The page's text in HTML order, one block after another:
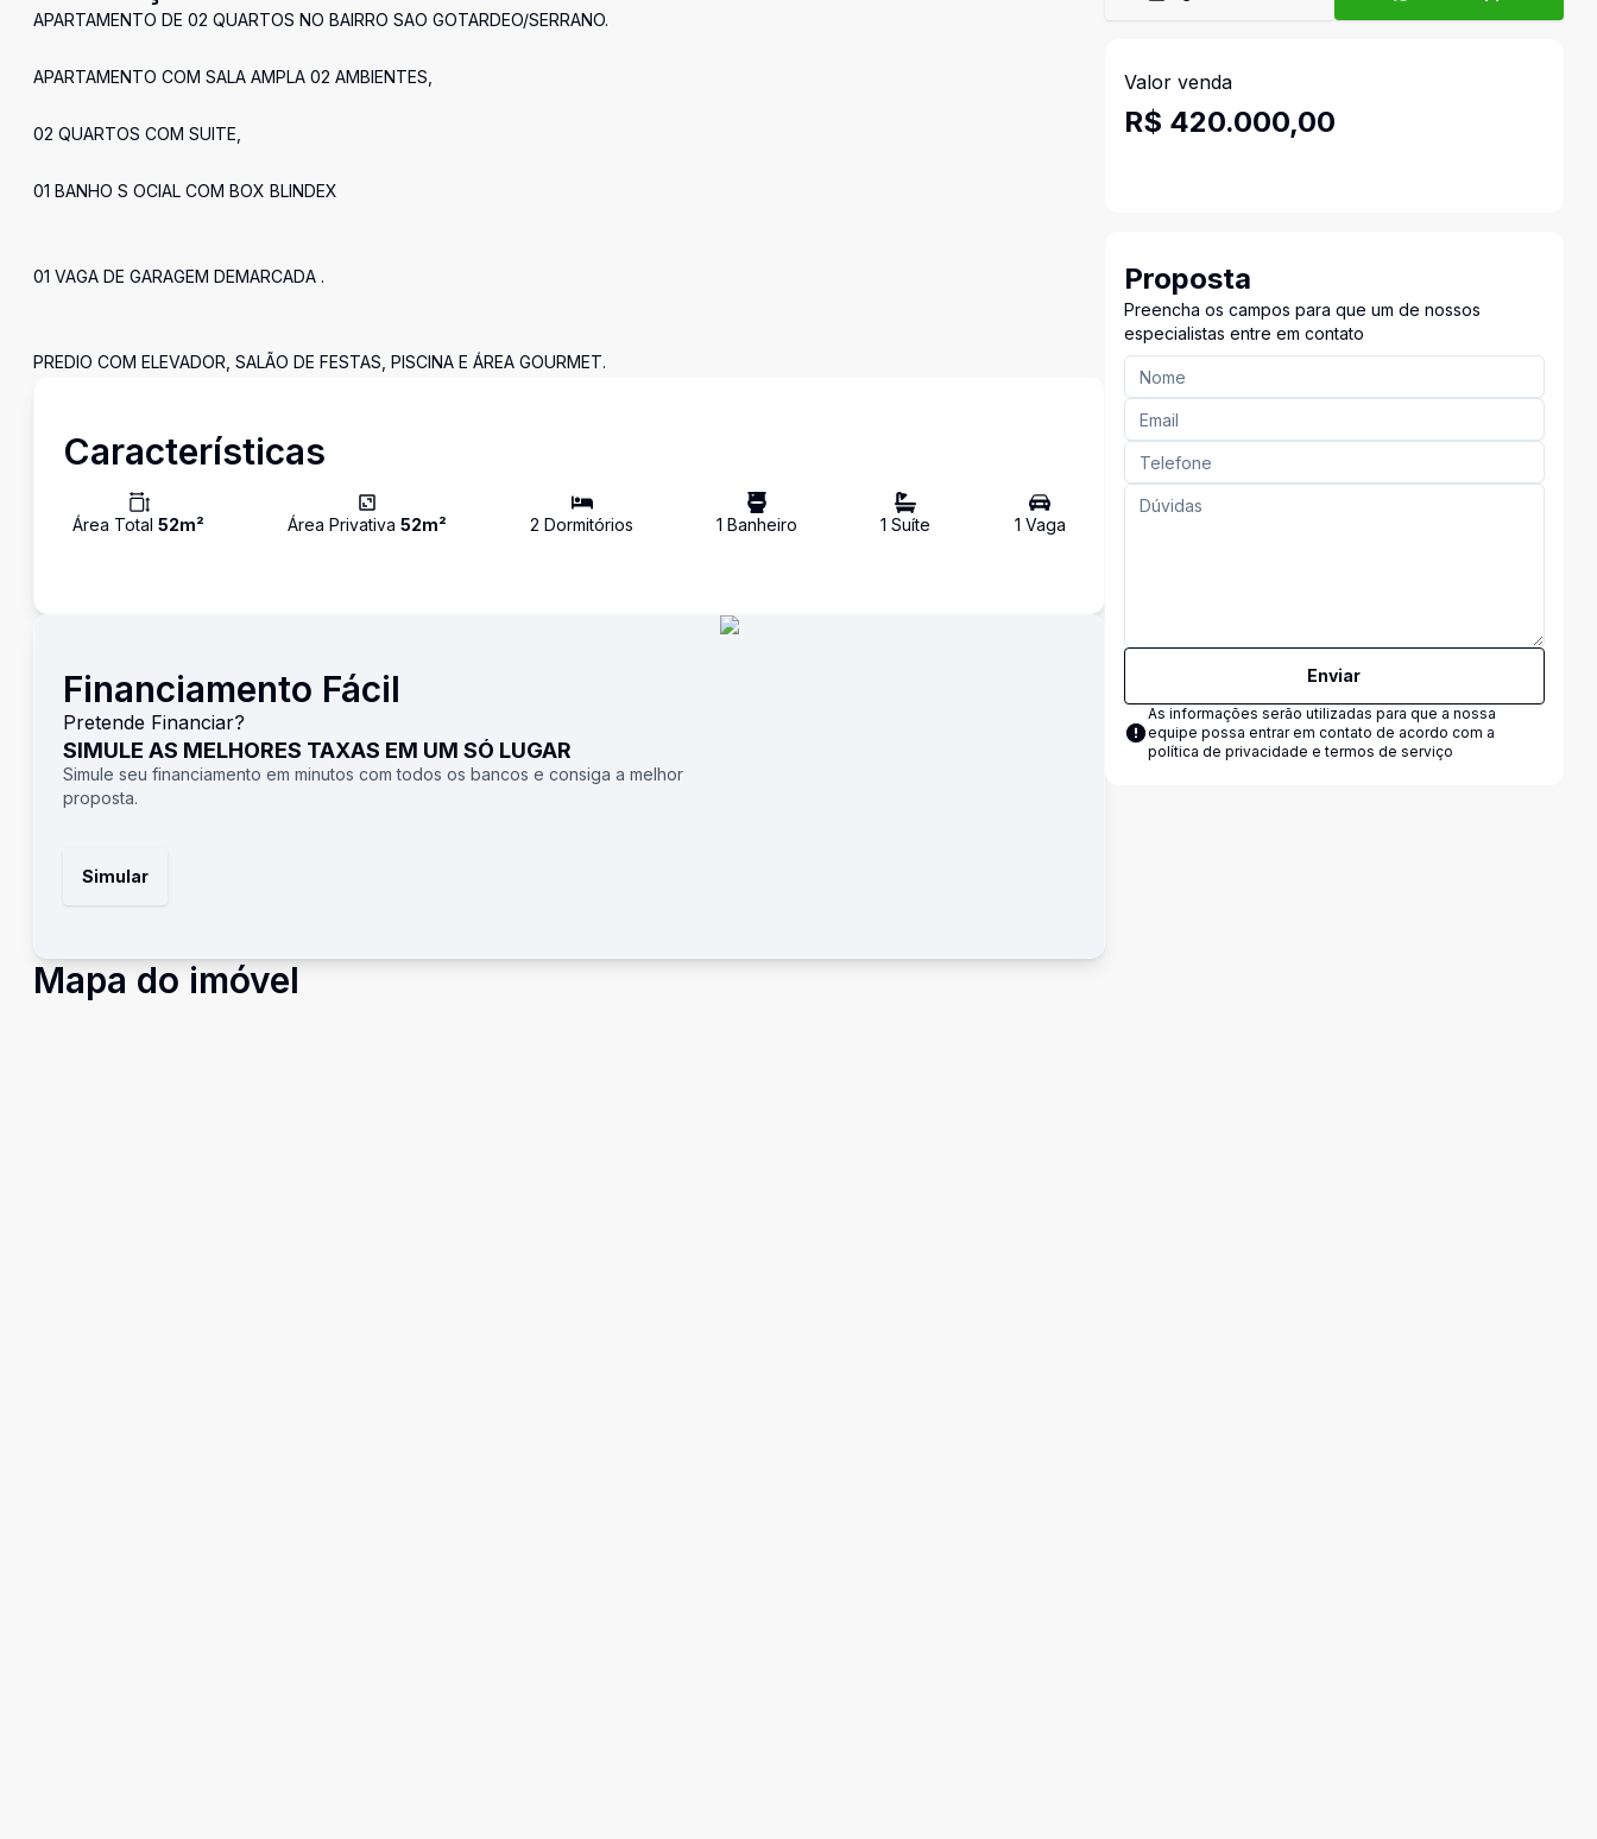
APARTAMENTO DE 02 QUARTOS NO BAIRRO SAO GOTARDEO/SERRANO.
APARTAMENTO COM SALA AMPLA 02 AMBIENTES,
02 QUARTOS COM SUITE,
01 BANHO S OCIAL COM BOX BLINDEX
01 VAGA DE GARAGEM DEMARCADA .
PREDIO COM ELEVADOR, SALÃO DE FESTAS, PISCINA E ÁREA GOURMET.
Características
Área Total 52m² Área Privativa52m² 2 Dormitórios 1 Banheiro 1 Suíte 1 Vaga
Financiamento Fácil
Pretende Financiar?
SIMULE AS MELHORES TAXAS EM UM SÓ LUGAR
Simule seu financiamento em minutos com todos os bancos e consiga a melhor
proposta.
Simular
Mapa do imóvel
Valor venda
R$ 420.000,00
Proposta
Preencha os campos para que um de nossos
especialistas entre em contato
Enviar
As informações serão utilizadas para que a nossa
equipe possa entrar em contato de acordo com a
política de privacidade e termos de serviço